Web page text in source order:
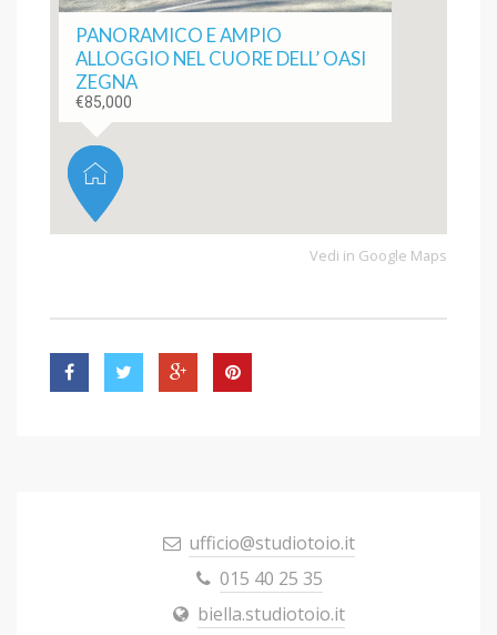
PANORAMICO E AMPIO
ALLOGGIO NEL CUORE DELL’ OASI
ZEGNA
€85,000
Vedi in Google Maps
ufficio@studiotoio.it
015 40 25 35
biella.studiotoio.it